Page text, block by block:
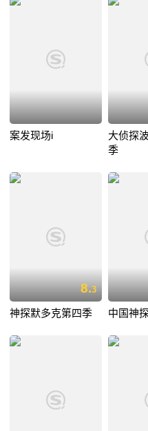
案发现场i
大侦探
季
8.3
神探默多克第四季 中国神探